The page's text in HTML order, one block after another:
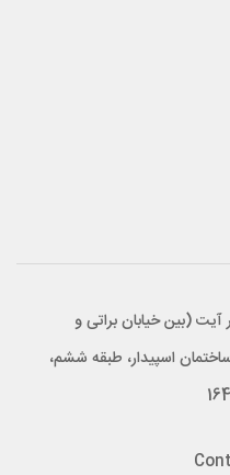
آیت (بین خیابان براتی و
قاسم زاده)، پلاک ۳۵۰، ساختمان اسپیدار، طبقه ششم،